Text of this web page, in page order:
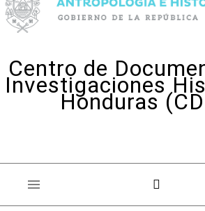
Centro de
Investigaciones
Honduras